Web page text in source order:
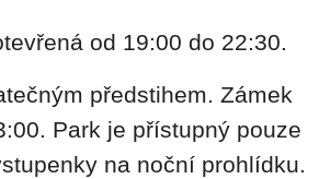
od 19:00 do 22:30.
předstihem. Zámek
Park je přístupný pouze
na noční prohlídku.